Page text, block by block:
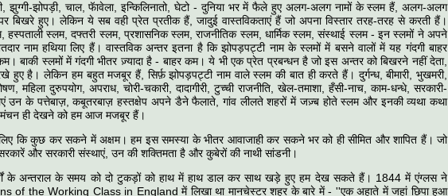
झुग्गी-झोपड़ी, चाल, फॅावेला, इन्किलिनातो, घेटो - दुनिया भर में फैले हुए अलग-अलग नामों के स्लम हैं, अलग-अलग
बिखरे हुए। लेकिन ये सब वही प्रेत प्रतीक हैं, जादुई वास्तविकताएं हैं जो अपना विस्तार तरह-तरह से करती हैं।
हस्पताली स्लम, दफ्तरी स्लम, प्रशासनिक स्लम, राजनीतिक स्लम, धार्मिक स्लम, संस्थाई स्लम - इन स्लमों ने अपने
नाम हथिया लिए हैं। वास्तविक अन्तर इतना है कि झोपड़पट्टी नाम के स्लमों में बसने वालों में यह गंदगी बाहर
बाकी स्लमों में गंदगी भीतर ज़्यादा है - बाहर कम। ये भी एक प्रेत प्रबन्धन है जो इस अन्तर को बिखरने नहीं देता,
हुए है। लेकिन हम बहुत मजबूर हैं, सिर्फ़ झोपड़पट्टी नाम वाले स्लम की बात ही करते हैं। दुर्गन्ध, बीमारी, भुखमरी,
महिला दुरुपयोग, अपराध, चोरी-चकारी, दादागीरी, टुच्ची राजनीति, खेल-तमाशा, हँसी-नाच, काम-धन्धे, सरकारी-
उन के पत्तेबाज़, कबूतरबाज़ हस्तक्षेप अपने डैने फैलाते, गांव लीलते शहरों में जज़्ब होते स्लम और इनकी व्यथा कथा
मंचन ही देखने को हम आज मजबूर हैं।
कि कुछ कर सकने में अक्षम। हम इस समस्या के भीतर आवाजाही कर सकने भर को ही सीमित और शापित हैं। जो
और सरकारी संस्थाएं, उन की शक्तिमता है और कुबेरों की नाथी सांडनी।
के अन्तराल के समय को दो टुकड़ों को हाथ में हाथ डाल कर साथ खड़े हुए हम देख सकते हैं। 1844 में एंग्लस ने
of the Working Class in England में लिखा था मानचेस्टर शहर के बारे में - ''एक अहाते में जहां छिपा हुआ